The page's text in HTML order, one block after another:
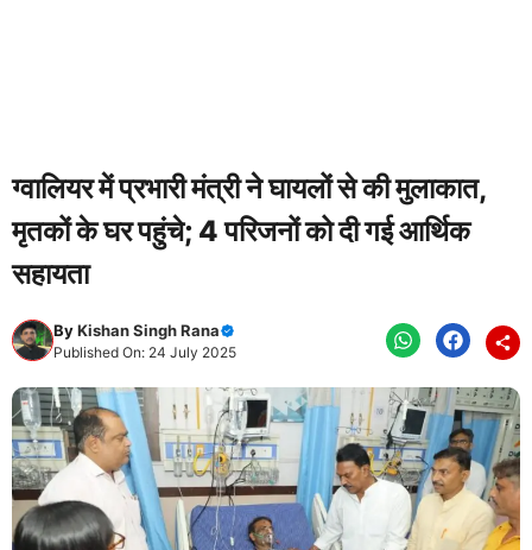
ग्वालियर में प्रभारी मंत्री ने घायलों से की मुलाकात,
मृतकों के घर पहुंचे; 4 परिजनों को दी गई आर्थिक
सहायता
ByKishan Singh Rana
Published On: 24 July 2025